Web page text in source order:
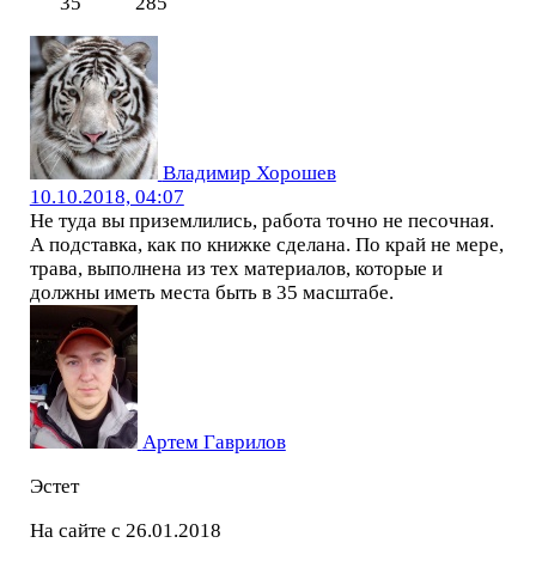
Владимир Хорошев
10.10.2018, 04:07
Не туда вы приземлились, работа точно не песочная.
А подставка, как по книжке сделана. По край не мере,
трава, выполнена из тех материалов, которые и
должны иметь места быть в 35 масштабе.
Артем Гаврилов
Эстет
На сайте с 26.01.2018